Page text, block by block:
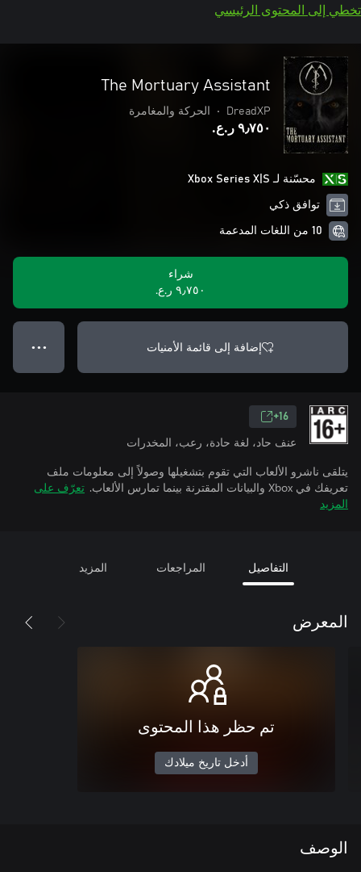
تخطي إلى المحتوى الرئيسي
The Mortuary Assistant
DreadXP
• الحركة والمغامرة
٩٫٧٥٠ ر.ع.‏
محسّنة لـ Xbox Series X|S
توافق ذكي
10 من اللغات المدعمة
شراء
٩٫٧٥٠ ر.ع.‏
إضافة إلى قائمة الأمنيات ● ● ●
16+
عنف حاد، لغة حادة، رعب، المخدرات
يتلقى ناشرو الألعاب التي تقوم بتشغيلها وصولاً إلى معلومات ملف
تعريفك في Xbox والبيانات المقترنة بينما تمارس الألعاب.
تعرّف على
المزيد
التفاصيل المراجعات المزيد
المعرض
تم حظر هذا المحتوى
أدخل تاريخ ميلادك
الوصف